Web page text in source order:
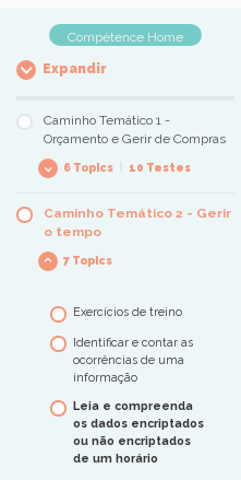
Compétence Home
Expandir
Caminho Temático 1 -
Orçamento e Gerir de Compras
6 Topics 10 Testes
Contando objetos –
Nível 1
Identifique os dados
Nível 1
Execute um cálculo
simples – Nível 2
classificar em ordem
crescente – Nível 2
Resolver problemas
Caminho Temático 2 - Gerir
o tempo
7 Topics
Exercícios de treino
Identificar e contar as
ocorrências de uma
informação
Leia e compreenda
os dados encriptados
ou não encriptados
de um horário